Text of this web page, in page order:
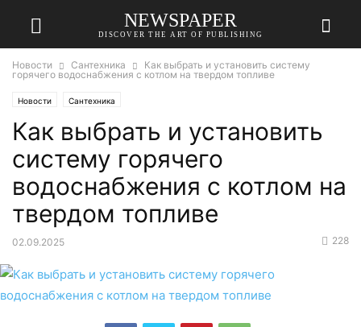
NEWSPAPER
DISCOVER THE ART OF PUBLISHING
Новости Сантехника
Как выбрать и установить систему
горячего водоснабжения с котлом на твердом топливе
Новости Сантехника
Как выбрать и установить
систему горячего
водоснабжения с котлом на
твердом топливе
02.09.2025 228